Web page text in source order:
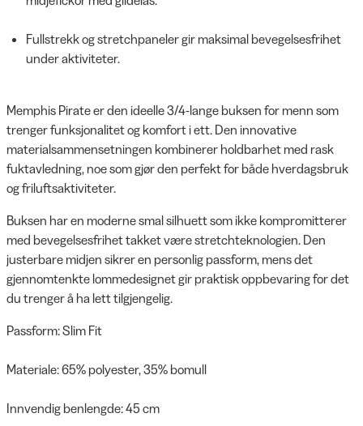
Fullstrekk og stretchpaneler gir maksimal bevegelsesfrihet
under aktiviteter.
Memphis Pirate er den ideelle 3/4-lange buksen for menn som
trenger funksjonalitet og komfort i ett. Den innovative
materialsammensetningen kombinerer holdbarhet med rask
fuktavledning, noe som gjør den perfekt for både hverdagsbruk
og friluftsaktiviteter.
Buksen har en moderne smal silhuett som ikke kompromitterer
med bevegelsesfrihet takket være stretchteknologien. Den
justerbare midjen sikrer en personlig passform, mens det
gjennomtenkte lommedesignet gir praktisk oppbevaring for det
du trenger å ha lett tilgjengelig.
Passform: Slim Fit
Materiale: 65% polyester, 35% bomull
Innvendig benlengde: 45 cm